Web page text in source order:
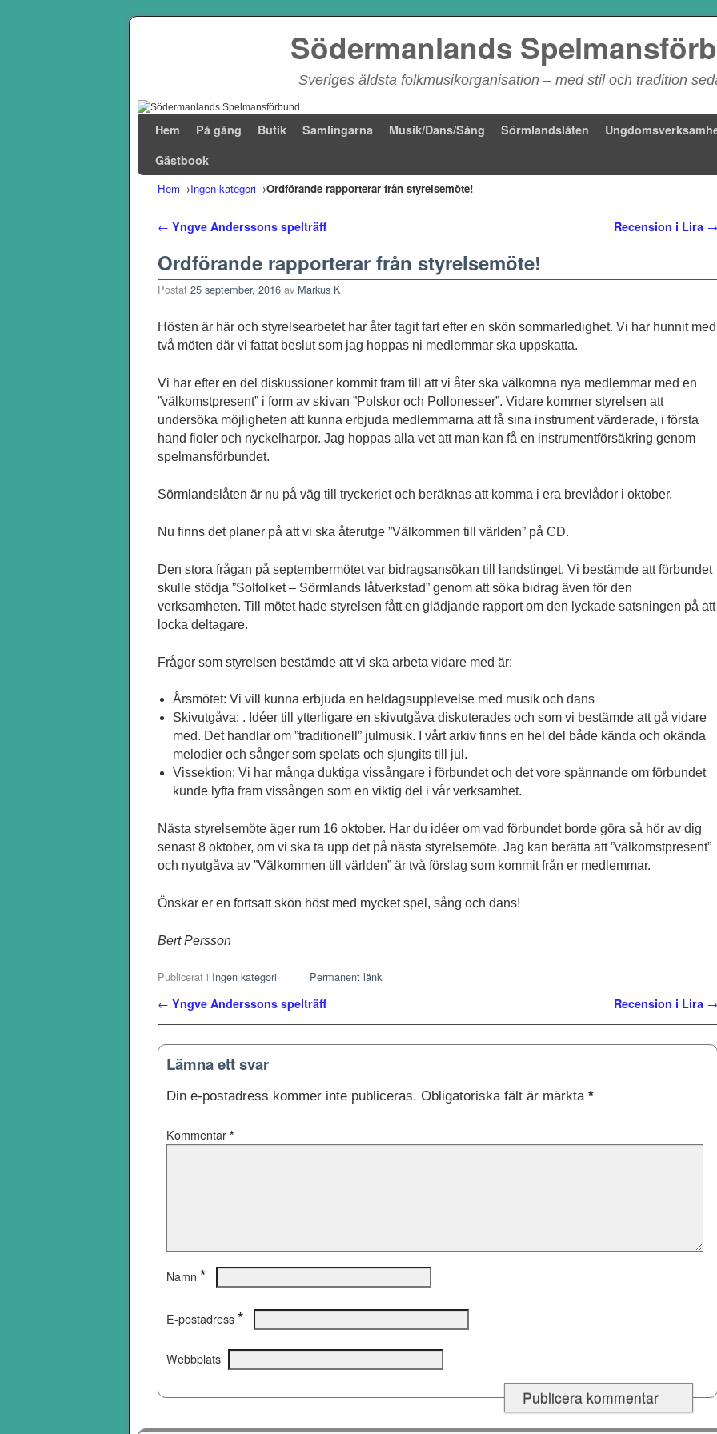
Södermanlands
Sveriges äldsta folkmusikorganisation – med stil och tradition
Hem På gång Butik Samlingarna Musik/Dans/Sång Sörmlandslåten
Gästbook
Hem→Ingen kategori→Ordförande rapporterar från styrelsemöte!
Inläggsnavigering
← Yngve Anderssons spelträff Recension i Lira →
Ordförande rapporterar från styrelsemöte!
Postat 25 september, 2016 av Markus K
Hösten är här och styrelsearbetet har åter tagit fart efter en skön sommarledighet. Vi har hunnit med
två möten där vi fattat beslut som jag hoppas ni medlemmar ska uppskatta.
Vi har efter en del diskussioner kommit fram till att vi åter ska välkomna nya medlemmar med en
”välkomstpresent” i form av skivan ”Polskor och Pollonesser”. Vidare kommer styrelsen att
undersöka möjligheten att kunna erbjuda medlemmarna att få sina instrument värderade, i första
hand fioler och nyckelharpor. Jag hoppas alla vet att man kan få en instrumentförsäkring genom
spelmansförbundet.
Sörmlandslåten är nu på väg till tryckeriet och beräknas att komma i era brevlådor i oktober.
Nu finns det planer på att vi ska återutge ”Välkommen till världen” på CD.
Den stora frågan på septembermötet var bidragsansökan till landstinget. Vi bestämde att förbundet
skulle stödja ”Solfolket – Sörmlands låtverkstad” genom att söka bidrag även för den
verksamheten. Till mötet hade styrelsen fått en glädjande rapport om den lyckade satsningen på att
locka deltagare.
Frågor som styrelsen bestämde att vi ska arbeta vidare med är:
Årsmötet: Vi vill kunna erbjuda en heldagsupplevelse med musik och dans
Skivutgåva: . Idéer till ytterligare en skivutgåva diskuterades och som vi bestämde att gå vidare
med. Det handlar om ”traditionell” julmusik. I vårt arkiv finns en hel del både kända och okända
melodier och sånger som spelats och sjungits till jul.
Vissektion: Vi har många duktiga vissångare i förbundet och det vore spännande om förbundet
kunde lyfta fram vissången som en viktig del i vår verksamhet.
Nästa styrelsemöte äger rum 16 oktober. Har du idéer om vad förbundet borde göra så hör av dig
senast 8 oktober, om vi ska ta upp det på nästa styrelsemöte. Jag kan berätta att ”välkomstpresent”
och nyutgåva av ”Välkommen till världen” är två förslag som kommit från er medlemmar.
Önskar er en fortsatt skön höst med mycket spel, sång och dans!
Bert Persson
Publicerat i Ingen kategori Permanent länk
Inläggsnavigering
← Yngve Anderssons spelträff Recension i Lira →
Lämna ett svar
Din e-postadress kommer inte publiceras. Obligatoriska fält är märkta *
Kommentar *
Namn *
E-postadress *
Webbplats